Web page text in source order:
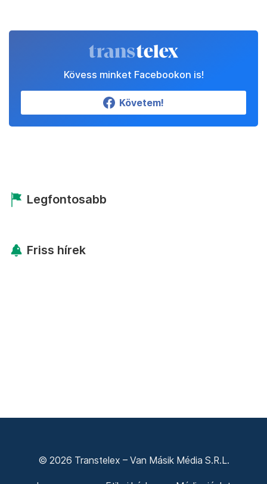
Kövess minket Facebookon is!
Követem!
Legfontosabb
Friss hírek
© 2026 Transtelex – Van Másik Média S.R.L.